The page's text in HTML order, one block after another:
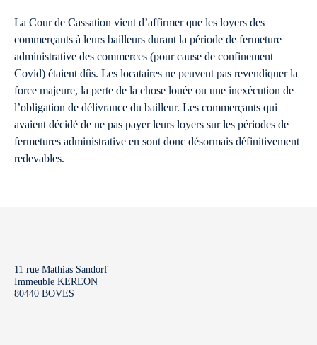
La Cour de Cassation vient d’affirmer que les loyers des
commerçants à leurs bailleurs durant la période de fermeture
administrative des commerces (pour cause de confinement
Covid) étaient dûs. Les locataires ne peuvent pas revendiquer la
force majeure, la perte de la chose louée ou une inexécution de
l’obligation de délivrance du bailleur. Les commerçants qui
avaient décidé de ne pas payer leurs loyers sur les périodes de
fermetures administrative en sont donc désormais définitivement
redevables.
11 rue Mathias Sandorf
Immeuble KEREON
80440 BOVES